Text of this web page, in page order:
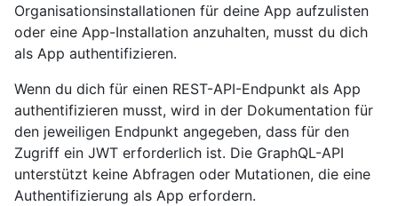
Organisationsinstallationen für deine App aufzulisten
oder eine App-Installation anzuhalten, musst du dich
als App authentifizieren.
Wenn du dich für einen REST-API-Endpunkt als App
authentifizieren musst, wird in der Dokumentation für
den jeweiligen Endpunkt angegeben, dass für den
Zugriff ein JWT erforderlich ist. Die GraphQL-API
unterstützt keine Abfragen oder Mutationen, die eine
Authentifizierung als App erfordern.